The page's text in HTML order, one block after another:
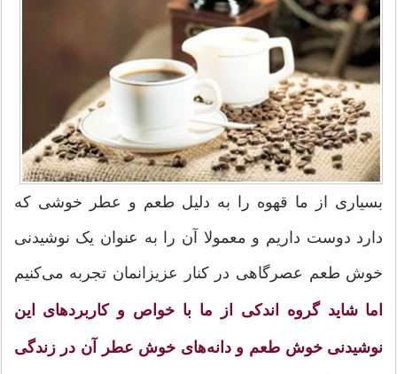
بسیاری از ما قهوه را به دلیل طعم و عطر خوشی که
دارد دوست داریم و معمولا آن را به عنوان یک نوشیدنی
خوش طعم عصرگاهی در کنار عزیزانمان تجربه می‌کنیم
اما شاید گروه اندکی از ما با خواص و کاربردهای این
نوشیدنی خوش طعم و دانه‌های خوش عطر آن در زندگی